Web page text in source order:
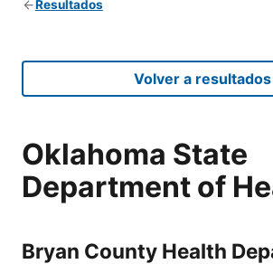
Resultados
Volver a resultados
Oklahoma State
Department of
Bryan County Health